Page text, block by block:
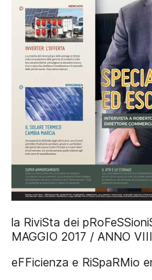
la RiviSta dei
MAGGIO 2017 / ANNO
eFFicienza e RiSpaRMio